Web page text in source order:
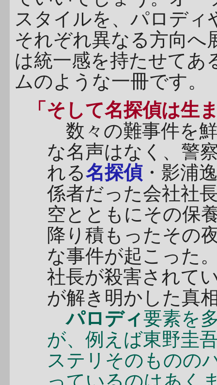
スタイルを、パロディ
それぞれ異なる方向へ
は統一感を持たせてあ
ムのような一冊です。
「そして名探偵は生
数々の難事件を
な名声はなく、警
れる名探偵・影浦
係者だった会社社
空とともにその保
降り積もったその
な事件が起こった
社長が殺害されて
が解き明かした
パロディ要素を
が、例えば東野圭
ステリそのものの